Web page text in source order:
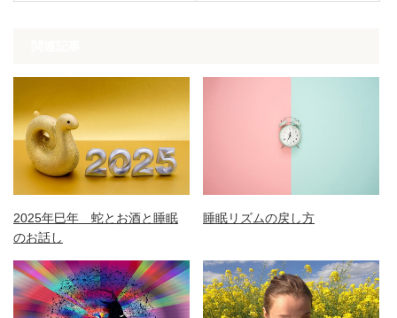
2025年巳年 蛇とお酒と睡眠
のお話し
睡眠リズムの戻し方